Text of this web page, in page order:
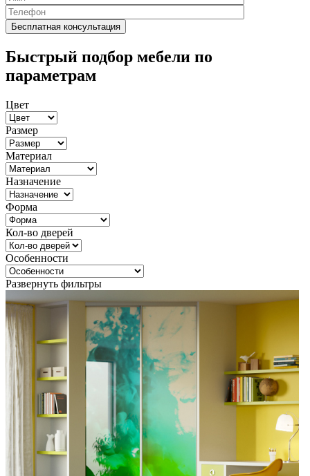
Быстрый подбор мебели по
параметрам
Цвет
Размер
Материал
Назначение
Форма
Кол-во дверей
Особенности
Развернуть фильтры